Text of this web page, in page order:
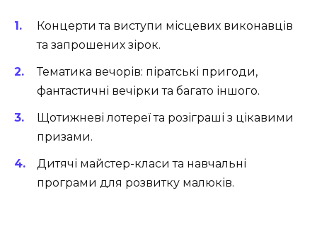
Концерти та виступи місцевих виконавців
та запрошених зірок.
Тематика вечорів: піратські пригоди,
фантастичні вечірки та багато іншого.
Щотижневі лотереї та розіграші з цікавими
призами.
Дитячі майстер-класи та навчальні
програми для розвитку малюків.